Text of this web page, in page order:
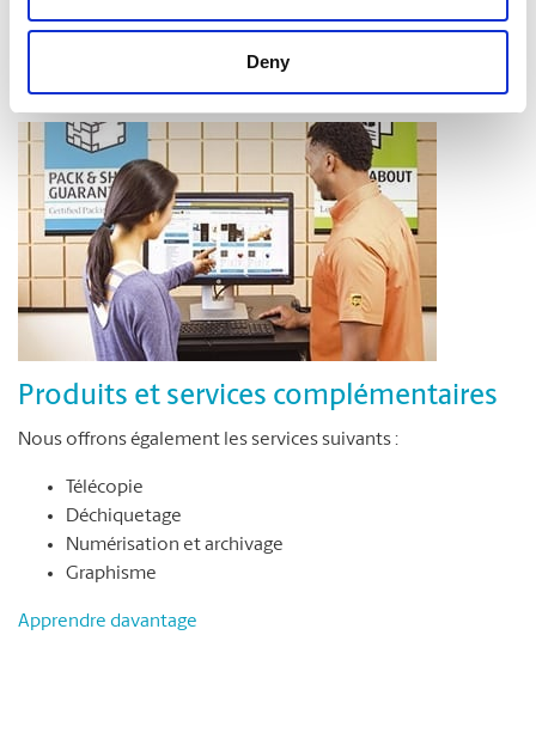
Deny
Produits et services complémentaires
Nous offrons également les services suivants :
Télécopie
Déchiquetage
Numérisation et archivage
Graphisme
Apprendre davantage